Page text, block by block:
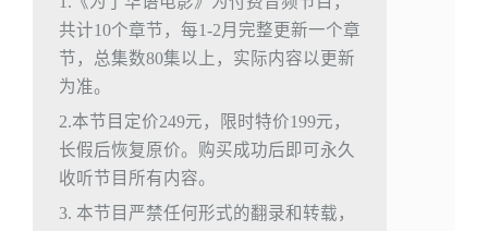
共计10个章节，每1-2月完整更新一个章
节，总集数80集以上，实际内容以更新
为准。
2.本节目定价249元，限时特价199元，
长假后恢复原价。购买成功后即可永久
收听节目所有内容。
3. 本节目严禁任何形式的翻录和转载，